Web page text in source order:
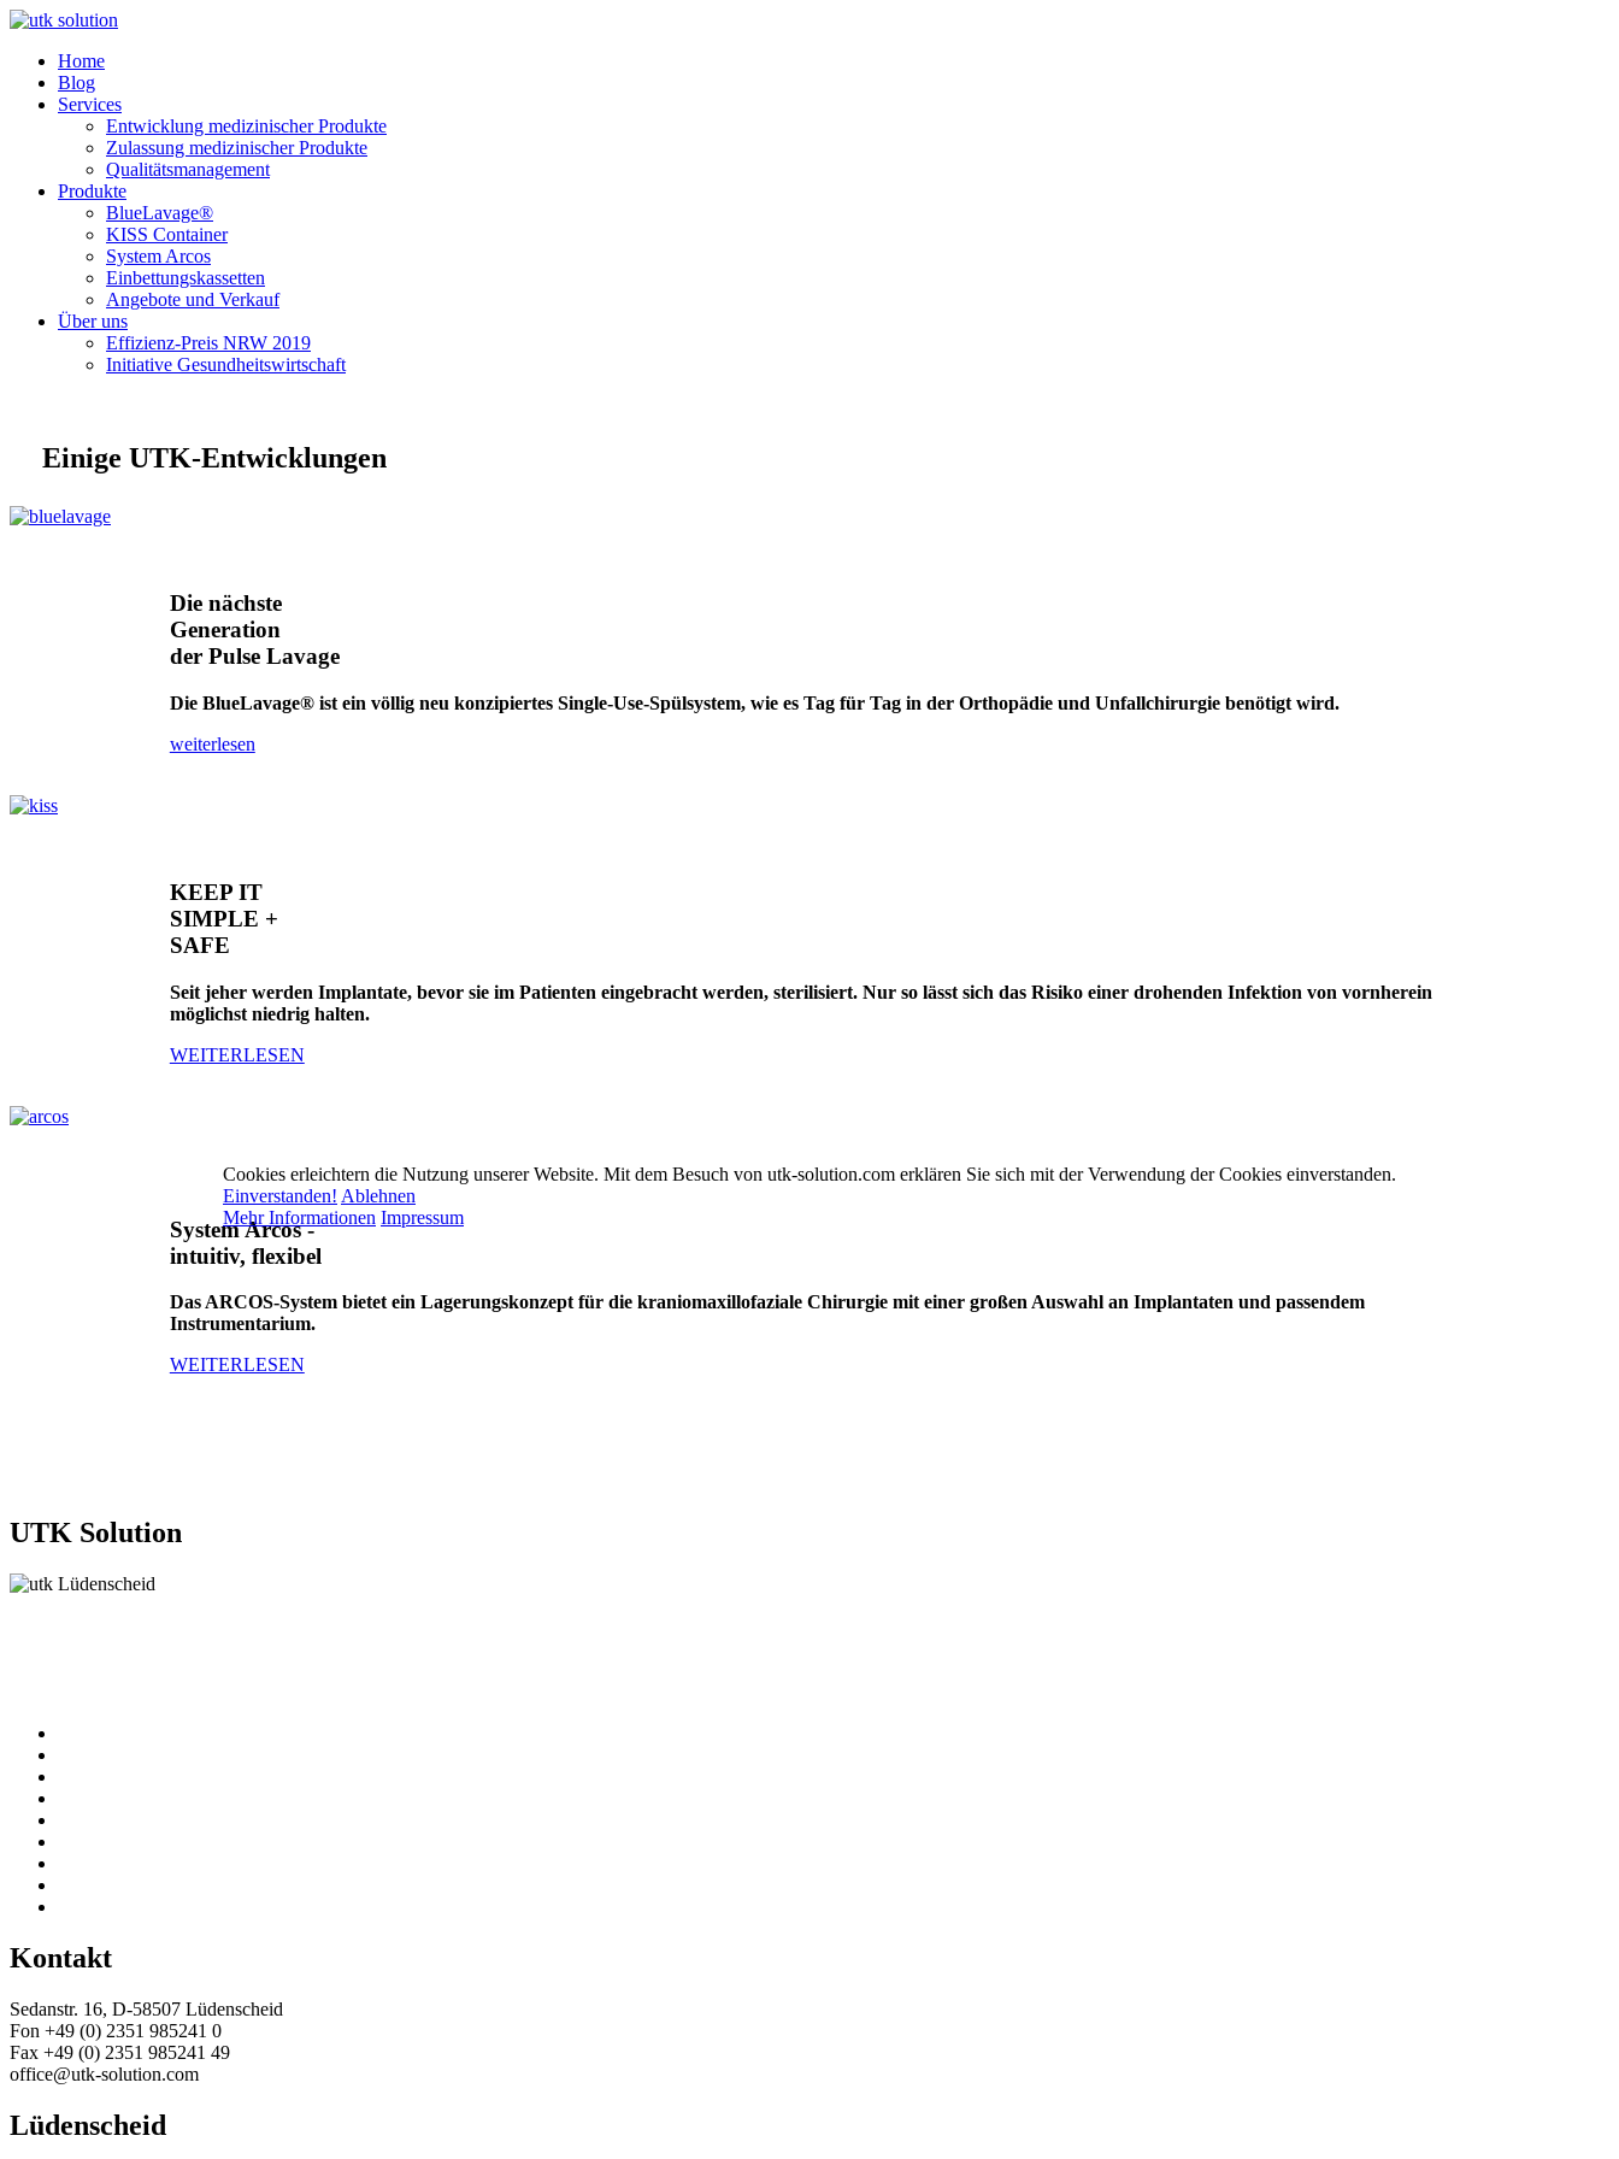
Home
Blog
Services
Entwicklung medizinischer Produkte
Zulassung medizinischer Produkte
Qualitätsmanagement
Produkte
BlueLavage®
KISS Container
System Arcos
Einbettungskassetten
Angebote und Verkauf
Über uns
Effizienz-Preis NRW 2019
Initiative Gesundheitswirtschaft
Einige UTK-Entwicklungen
Die nächste
Generation
der Pulse Lavage
Die BlueLavage® ist ein völlig neu konzipiertes Single-Use-Spülsystem, wie es Tag für Tag in der Orthopädie und Unfallchirurgie benötigt wird.
weiterlesen
KEEP IT
SIMPLE +
SAFE
Seit jeher werden Implantate, bevor sie im Patienten eingebracht werden, sterilisiert. Nur so lässt sich das Risiko einer drohenden Infektion von vornherein
möglichst niedrig halten.
WEITERLESEN
System Arcos -
intuitiv, flexibel
Das ARCOS-System bietet ein Lagerungskonzept für die kraniomaxillofaziale Chirurgie mit einer großen Auswahl an Implantaten und passendem
Instrumentarium.
WEITERLESEN
UTK Solution
Kontakt
Sedanstr. 16, D-58507 Lüdenscheid
Fon +49 (0) 2351 985241 0
Fax +49 (0) 2351 985241 49
office@utk-solution.com
Lüdenscheid
Cookies erleichtern die Nutzung unserer Website. Mit dem Besuch von utk-solution.com erklären Sie sich mit der Verwendung der Cookies einverstanden.
Einverstanden! Ablehnen
Mehr Informationen Impressum